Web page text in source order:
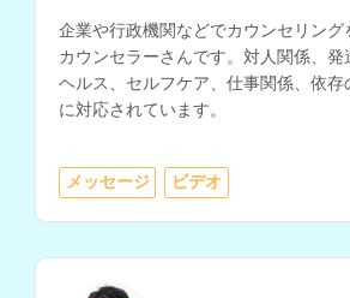
企業や行政機関などでカウンセリング
カウンセラーさんです。対人関係、
ヘルス、セルフケア、仕事関係、依存
に対応されています。
メッセージ ビデオ